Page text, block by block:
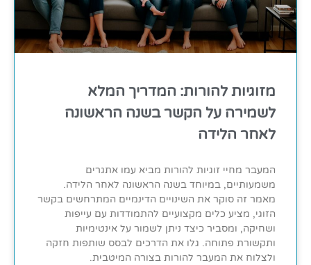
מזוגיות להורות: המדריך המלא
לשמירה על הקשר בשנה הראשונה
לאחר הלידה
המעבר מחיי זוגיות להורות מביא עמו אתגרים
משמעותיים, במיוחד בשנה הראשונה לאחר הלידה.
מאמר זה סוקר את השינויים הדינמיים המתרחשים בקשר
הזוגי, מציע כלים מקצועיים להתמודדות עם עייפות
ושחיקה, ומסביר כיצד ניתן לשמור על אינטימיות
ותקשורת פתוחה. גלו את הדרכים לבסס שותפות חזקה
ולצלוח את המעבר להורות בצורה המיטבית.